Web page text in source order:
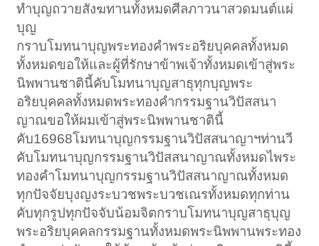
ทำบุญถวายสังฆทานทั้งหมดศีลภาวนาสวดมนต์แผ่
บุญ
กราบโมทนาบุญพระทองคำพระอริยบุคคลทั้งหมด
ทั้งหมดขอให้และผู้ที่รักษาข้าพเจ้าทั้งหมดเข้าสู่พระ
นิพพานชาตินี้คับโมทนาบุญสาธุทุกบุญพระ
อริยบุคคลทั้งหมดพระทองคำกรรมฐานวิปัสสนา
ญาณขอให้ผมเข้าสู่พระนิพพานชาตินี้
คับ16968โมทนาบุญกรรมฐานวิปัสสนาญาฯท่านวี
คับโมทนาบุญกรรมฐานวิปัสสนาญาณทั้งหมดไพระ
ทองคำโมทนาบุญกรรมฐานวิปัสสนาญาณทั้งหมด
ทุกปัจจัยบุงญงระบวชพระบวชเณรทั้งหมดทุกท่าน
คับทุกรูปทุกปัจจับน้อมจิตกราบโมทนาบุญสาธุบุญ
พระอริยบุคคลกรรมฐานทั้งหมดพระนิพพานพระทอง